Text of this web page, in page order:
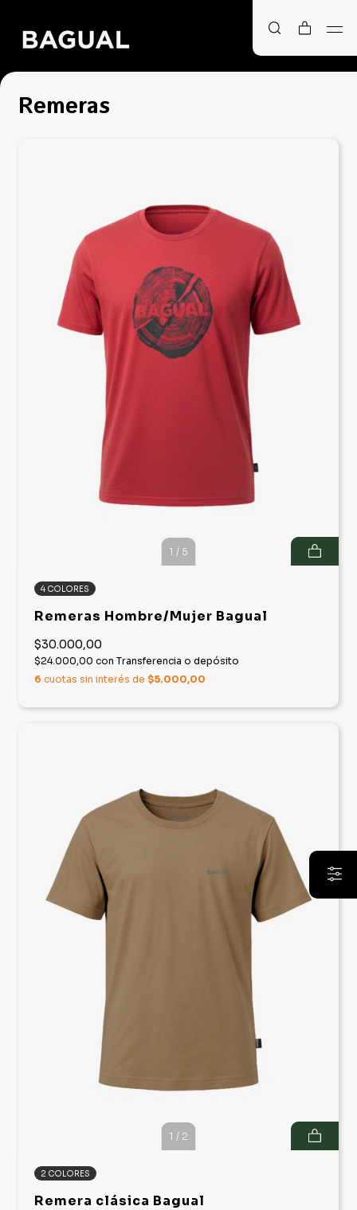
Remeras
1 / 5
4 COLORES
Remeras Hombre/Mujer Bagual
$30.000,00
$24.000,00 con Transferencia o depósito
6 cuotas sin interés de $5.000,00
1 / 2
2 COLORES
Remera clásica Bagual